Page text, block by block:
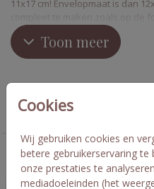
Cookies
Wij gebruiken cookies en
betere gebruikerservaring te
onze prestaties te
mediadoeleinden (het
11x17 cm! Envelopmaat is dan
compleet te maken zoals op de
nog los bij! Feline
Toon meer
Geboorte
Deze kaarten vind je